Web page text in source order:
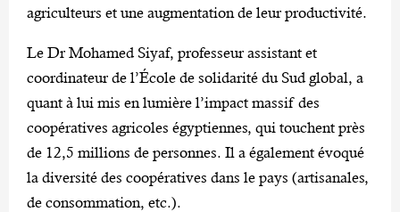
agriculteurs et une augmentation de leur productivité.
Le Dr Mohamed Siyaf, professeur assistant et
coordinateur de l’École de solidarité du Sud global, a
quant à lui mis en lumière l’impact massif des
coopératives agricoles égyptiennes, qui touchent près
de 12,5 millions de personnes. Il a également évoqué
la diversité des coopératives dans le pays (artisanales,
de consommation, etc.).